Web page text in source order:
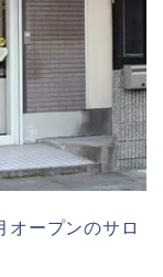
オープンのサロ